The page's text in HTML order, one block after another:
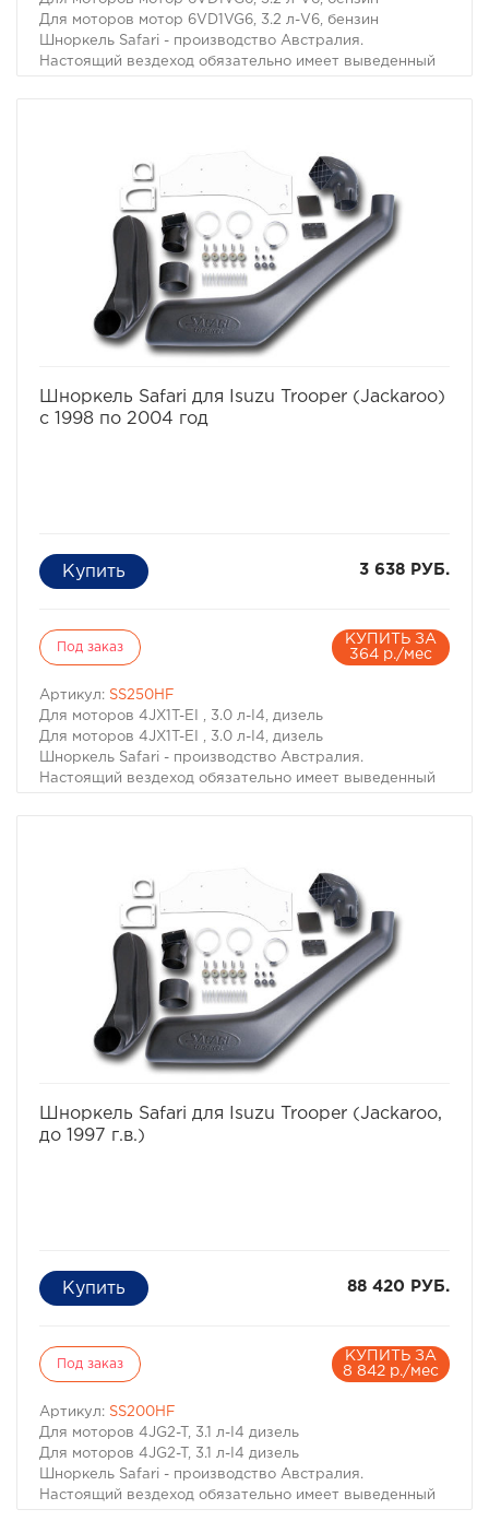
Для моторов мотор 6VD1VG6, 3.2 л-V6, бензин
Шноркель Safari - производство Австралия.
Настоящий вездеход обязательно имеет выведенный
того не известно какие ямы могут быть даже в самом
невинном броде. В большинстве случаев попадание
воды в цилиндры работающего двигателя - фатально.
Вода, как известно, в отличие от воздуха несжимаема,
соответственно гнутся шатуны, "поднимаются"
головки моторов, ломаются коленвалы.
Шноркель Safari для Isuzu Trooper (Jackaroo)
с 1998 по 2004 год
3 638 РУБ.
Под заказ
КУПИТЬ ЗА
364 р./мес
Артикул: SS250HF
Для моторов 4JX1T-EI , 3.0 л-I4, дизель
Для моторов 4JX1T-EI , 3.0 л-I4, дизель
Шноркель Safari - производство Австралия.
Настоящий вездеход обязательно имеет выведенный
того не известно какие ямы могут быть даже в самом
невинном броде. В большинстве случаев попадание
воды в цилиндры работающего двигателя - фатально.
Вода, как известно, в отличие от воздуха несжимаема,
соответственно гнутся шатуны, "поднимаются"
головки моторов, ломаются коленвалы.
Шноркель Safari для Isuzu Trooper (Jackaroo,
до 1997 г.в.)
88 420 РУБ.
Под заказ
КУПИТЬ ЗА
8 842 р./мес
Артикул: SS200HF
Для моторов 4JG2-T, 3.1 л-I4 дизель
Для моторов 4JG2-T, 3.1 л-I4 дизель
Шноркель Safari - производство Австралия.
Настоящий вездеход обязательно имеет выведенный